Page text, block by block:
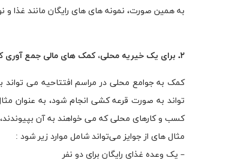
به همین صورت، نمونه های های رایگان مانند غذا
۲. برای یک خیریه محلی، کمک های مالی جمع آوری کنید :
کمک به جوامع محلی در مراسم افتتاحیه می
تواند به صورت قرعه کشی انجام شود، به عنوان
کسب و کارهای محلی که می خواهند به آن
مثال های از جوایز می‌تواند شامل موارد زیر شود :
– یک وعده غذای رایگان برای دو نفر